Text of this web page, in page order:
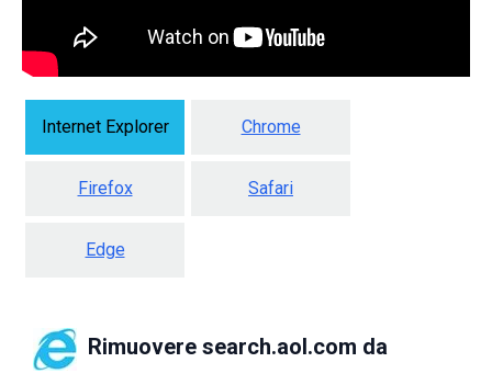
Internet Explorer Chrome
Firefox Safari
Edge
Rimuovere search.aol.com da